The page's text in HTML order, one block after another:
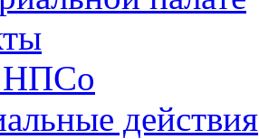
НПСо
действия